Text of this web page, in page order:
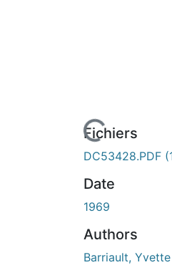
En cours de chargement...
Fichiers
DC53428.PDF
Date
1969
Authors
Barriault, Yvette